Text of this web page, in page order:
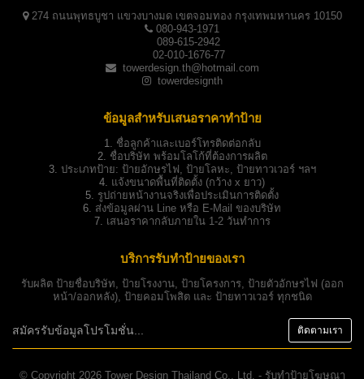
274 ถนนพุทธบูชา แขวงบางมด เขตจอมทอง กรุงเทพมหานคร 10150
080-943-1971
089-615-2942
02-010-1676-77
towerdesign.th@hotmail.com
towerdesignth
ข้อมูลสำหรับเสนอราคาทำป้าย
1. ชื่อลูกค้าและเบอร์โทรติดต่อกลับ
2. ชื่อบริษัท พร้อมโลโก้ที่ต้องการผลิต
3. ประเภทป้าย: ป้ายอักษรไฟ, ป้ายโลหะ, ป้ายทาวเวอร์ ฯลฯ
4. แจ้งขนาดพื้นที่ติดตั้ง (กว้าง x ยาว)
5. รูปถ่ายหน้างานจริงเพื่อประเมินการติดตั้ง
6. ส่งข้อมูลผ่าน Line หรือ E-Mail ของบริษัท
7. เสนอราคากลับภายใน 1-2 วันทำการ
บริการรับทำป้ายของเรา
รับผลิต ป้ายชื่อบริษัท, ป้ายโรงงาน, ป้ายโครงการ, ป้ายตัวอักษรไฟ (ออก
หน้า/ออกหลัง), ป้ายคอมโพสิตและ ป้ายทาวเวอร์ทุกชนิด
© Copyright 2026 Tower Design Thailand Co., Ltd. - รับทำป้ายโฆษณา